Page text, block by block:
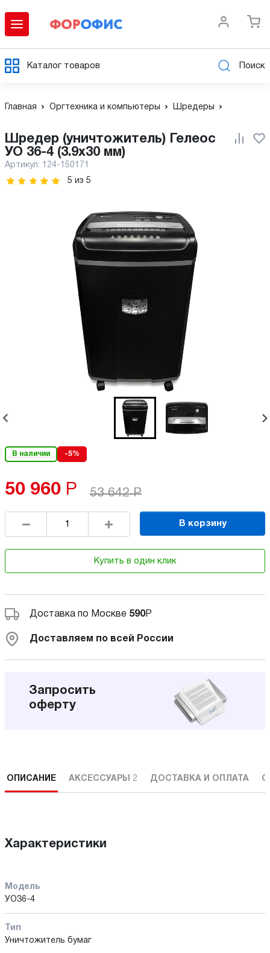
Каталог товаров Поиск
Главная Оргтехника и компьютеры Шредеры
Шредер (уничтожитель) Гелеос
УО 36-4 (3.9x30 мм)
Артикул: 124-150171
5 из 5
В наличии -5%
50 960 Р 53 642 Р
В корзину
Купить в один клик
Доставка по Москве 590Р
Доставляем по всей России
Запросить
оферту
ОПИСАНИЕ АКСЕССУАРЫ 2 ДОСТАВКА И ОПЛАТА
Характеристики
Модель
УО36-4
Тип
Уничтожитель бумаг